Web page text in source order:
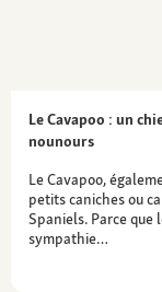
Le Cavapoo : un
nounours
Le Cavapoo,
petits caniches ou
Spaniels. Parce que
sympathie…